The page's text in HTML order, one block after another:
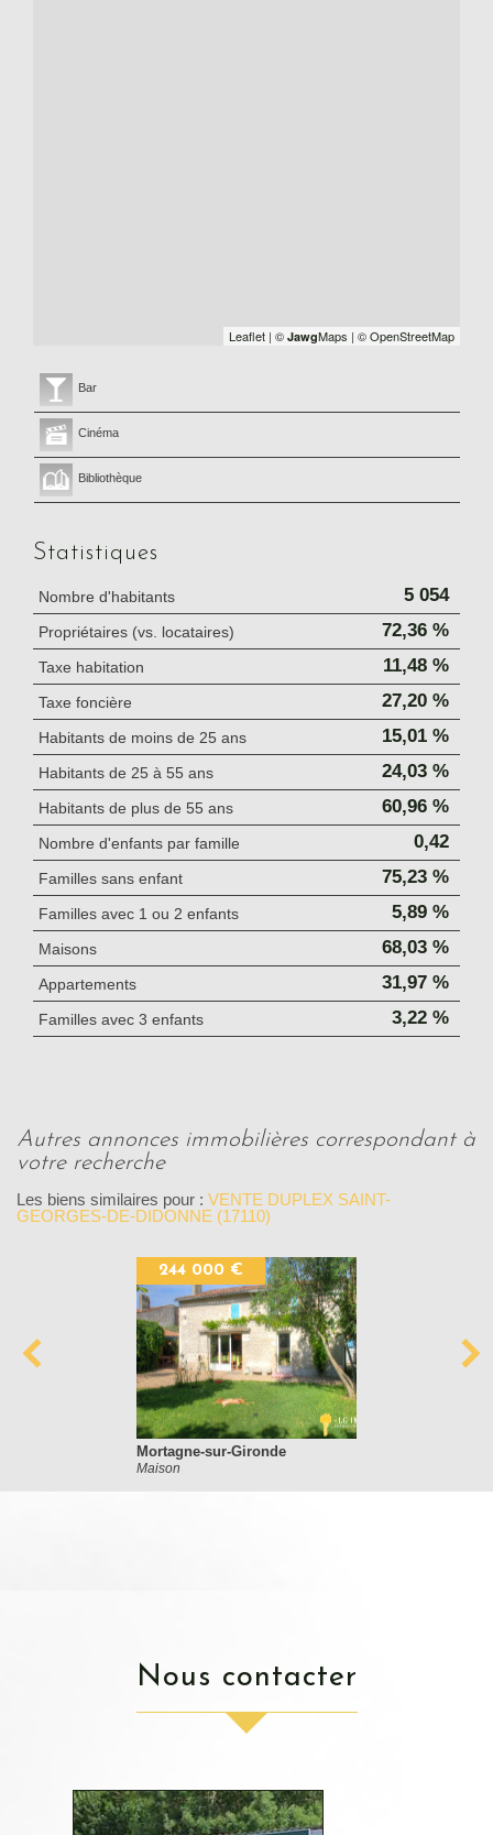
Leaflet | © JawgMaps | © OpenStreetMap
Bar
Cinéma
Bibliothèque
Statistiques
Nombre d'habitants 5 054
Propriétaires (vs. locataires) 72,36 %
Taxe habitation 11,48 %
Taxe foncière 27,20 %
Habitants de moins de 25 ans 15,01 %
Habitants de 25 à 55 ans 24,03 %
Habitants de plus de 55 ans 60,96 %
Nombre d'enfants par famille 0,42
Familles sans enfant 75,23 %
Familles avec 1 ou 2 enfants 5,89 %
Maisons 68,03 %
Appartements 31,97 %
Familles avec 3 enfants 3,22 %
autres annonces immobilières correspondant à
votre recherche
Les biens similaires pour : VENTE DUPLEX SAINT-
GEORGES-DE-DIDONNE (17110)
244 000 €
Mortagne-sur-Gironde
Maison
nous contacter